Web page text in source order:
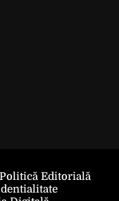
Politică Editorială